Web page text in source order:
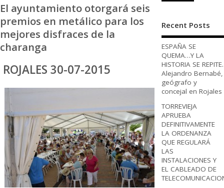
El ayuntamiento otorgará seis
premios en metálico para los
mejores disfraces de la
charanga
ROJALES 30-07-2015
Recent Posts
ESPAÑA SE
QUEMA…Y LA
HISTORIA SE REPITE.
Alejandro Bernabé,
geógrafo y
concejal en Rojales
TORREVIEJA
APRUEBA
DEFINITIVAMENTE
LA ORDENANZA
QUE REGULARÁ
LAS
INSTALACIONES Y
EL CABLEADO DE